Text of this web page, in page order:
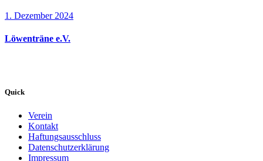
1. Dezember 2024
Löwenträne e.V.
Quick
Verein
Kontakt
Haftungsausschluss
Datenschutzerklärung
Impressum